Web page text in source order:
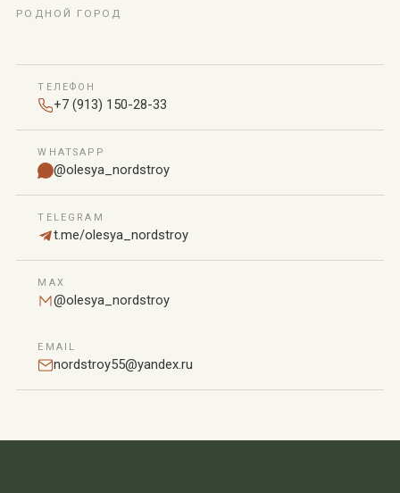
РОДНОЙ ГОРОД
ТЕЛЕФОН
+7 (913) 150-28-33
WHATSAPP
@olesya_nordstroy
TELEGRAM
t.me/olesya_nordstroy
MAX
@olesya_nordstroy
EMAIL
nordstroy55@yandex.ru